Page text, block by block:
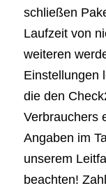
schließen
Laufzeit von
weiteren
Einstellungen
die den
Verbrauchers
Angaben im
unserem
beachten!